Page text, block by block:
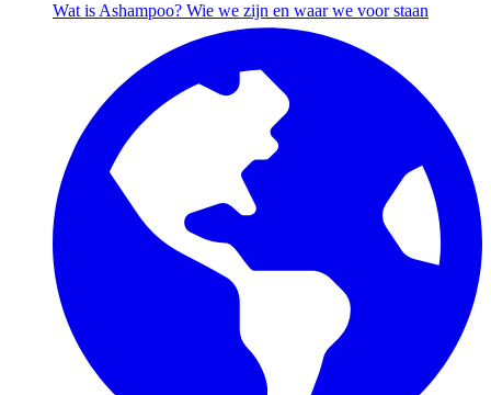
Wat is Ashampoo? Wie we zijn en waar we voor staan